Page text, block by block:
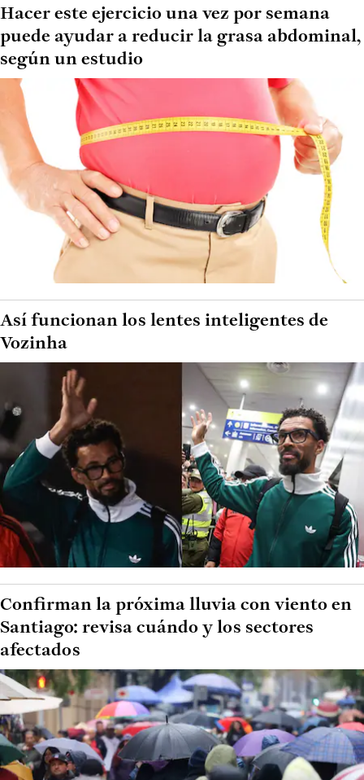
Hacer este ejercicio una vez por semana
puede ayudar a reducir la grasa abdominal,
según un estudio
Así funcionan los lentes inteligentes de
Vozinha
Confirman la próxima lluvia con viento en
Santiago: revisa cuándo y los sectores
afectados